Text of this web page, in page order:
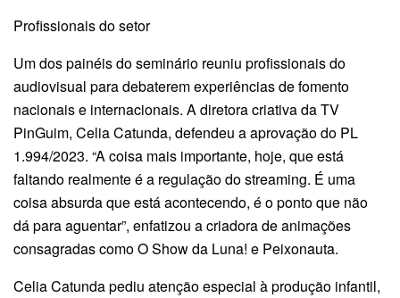
Profissionais do setor
Um dos painéis do seminário reuniu profissionais do
audiovisual para debaterem experiências de fomento
nacionais e internacionais. A diretora criativa da TV
PinGuim, Celia Catunda, defendeu a aprovação do PL
1.994/2023. “A coisa mais importante, hoje, que está
faltando realmente é a regulação do streaming. É uma
coisa absurda que está acontecendo, é o ponto que não
dá para aguentar”, enfatizou a criadora de animações
consagradas como O Show da Luna! e Peixonauta.
Celia Catunda pediu atenção especial à produção infantil,